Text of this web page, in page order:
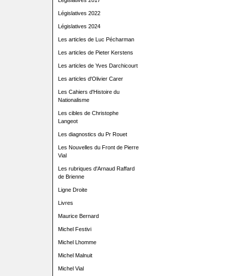
Législatives 2022
Législatives 2024
Les articles de Luc Pécharman
Les articles de Pieter Kerstens
Les articles de Yves Darchicourt
Les articles d'Olivier Carer
Les Cahiers d'Histoire du
Nationalisme
Les cibles de Christophe
Langeot
Les diagnostics du Pr Rouet
Les Nouvelles du Front de Pierre
Vial
Les rubriques d'Arnaud Raffard
de Brienne
Ligne Droite
Livres
Maurice Bernard
Michel Festivi
Michel Lhomme
Michel Malnuit
Michel Vial